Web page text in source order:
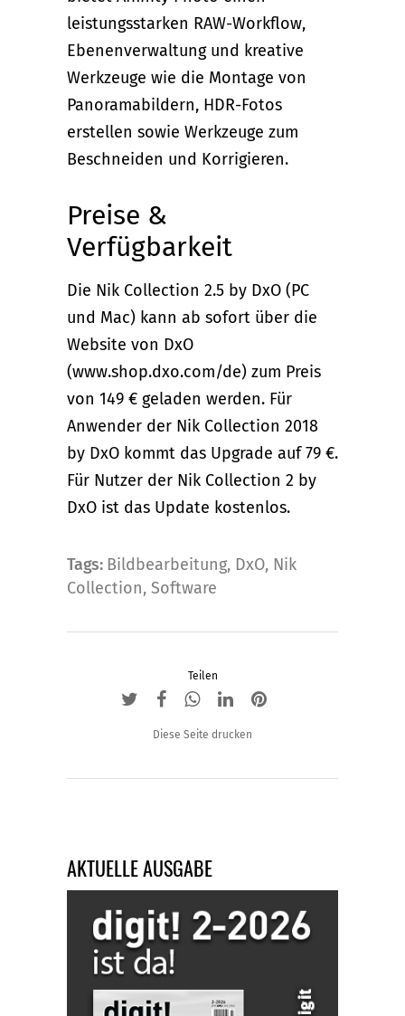
leistungsstarken RAW-Workflow,
Ebenenverwaltung und kreative
Werkzeuge wie die Montage von
Panoramabildern, HDR-Fotos
erstellen sowie Werkzeuge zum
Beschneiden und Korrigieren.
Preise &
Verfügbarkeit
Die Nik Collection 2.5 by DxO (PC
und Mac) kann ab sofort über die
Website von DxO
(www.shop.dxo.com/de) zum Preis
von 149 € geladen werden. Für
Anwender der Nik Collection 2018
by DxO kommt das Upgrade auf 79 €.
Für Nutzer der Nik Collection 2 by
DxO ist das Update kostenlos.
Tags: Bildbearbeitung, DxO, Nik
Collection, Software
Teilen
Diese Seite drucken
AKTUELLE AUSGABE